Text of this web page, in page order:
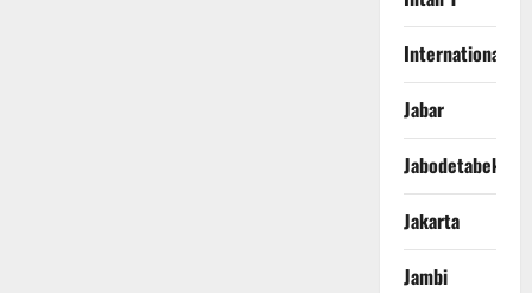
International
Jabar
Jabodetabek
Jakarta
Jambi